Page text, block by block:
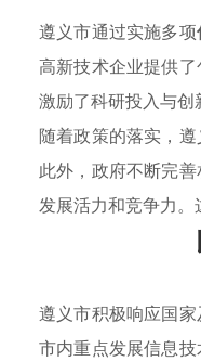
遵义市通过实施多项
高新技术企业提供
激励了科研投入与创
随着政策的落实，
此外，政府不断完
发展活力和竞争力
遵义市积极响应国家
市内重点发展信息